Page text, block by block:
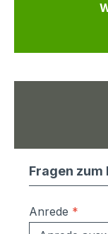
Fragen zum
Anrede *